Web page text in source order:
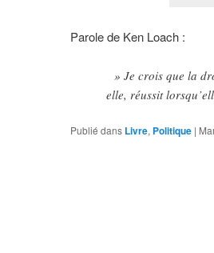
Parole de Ken Loach :
» Je crois que la
elle, réussit
Publié dans Livre, Politique |